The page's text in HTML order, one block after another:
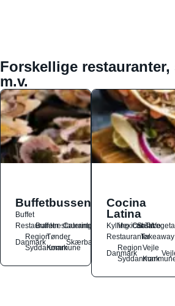
Forskellige
m.v.
Buffetbussen
Buffet
Restauranter
Buffetrestauranter
Catering
Danmark
Region
Syddanmark
Tønder
Kommune
Skærbæk
Cocina
Latina
Kylling
Mexicansk
OstSalat
Taco
RestauranterTakeaway
Danmark
Region
Syddanmark
Vejle